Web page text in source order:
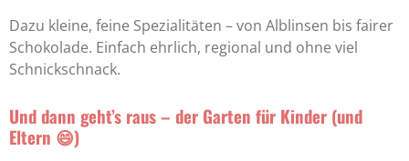
Dazu kleine, feine Spezialitäten – von Alblinsen bis fairer
Schokolade. Einfach ehrlich, regional und ohne viel
Schnickschnack.
Und dann geht’s raus – der Garten für Kinder (und
Eltern 😄)